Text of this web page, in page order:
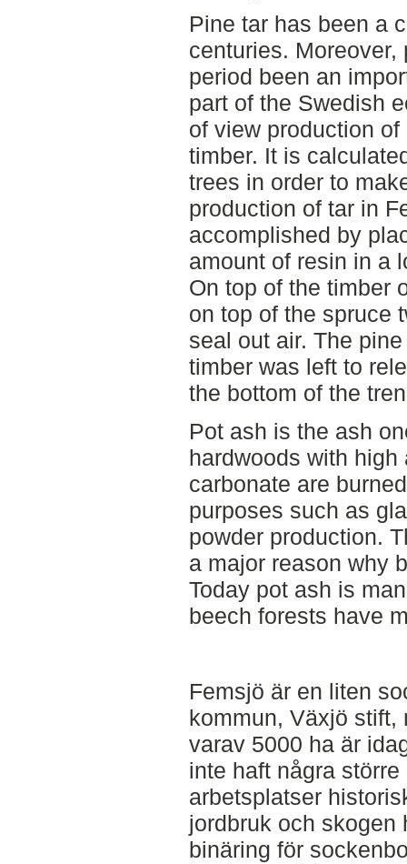
Pine tar has been a
centuries.
period been an
part of the Swedish
of view production
timber. It is
trees in order to
production of tar in
accomplished by
amount of resin in a
On top of the timber
on top of the spruce
seal out air. The
timber was left to
the bottom of the
Pot ash is the ash
hardwoods with
carbonate are
purposes such as
powder production.
a major reason why
Today pot ash is
beech forests have
Femsjö är en liten
kommun, Växjö stift,
varav 5000 ha är
inte haft några
arbetsplatser
jordbruk och skogen
binäring för